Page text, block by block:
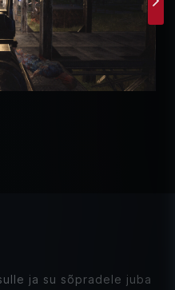
ja su sõpradele juba